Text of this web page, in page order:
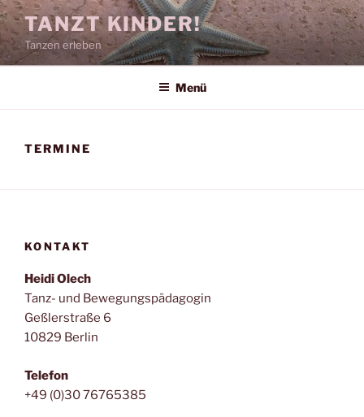
Zum
Inhalt
springen
TANZT KINDER!
Tanzen erleben
Menü
TERMINE
KONTAKT
Heidi Olech
Tanz- und Bewegungspädagogin
Geßlerstraße 6
10829 Berlin
Telefon
+49 (0)30 76765385